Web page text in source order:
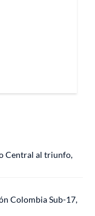
Central al triunfo,
Colombia Sub-17,